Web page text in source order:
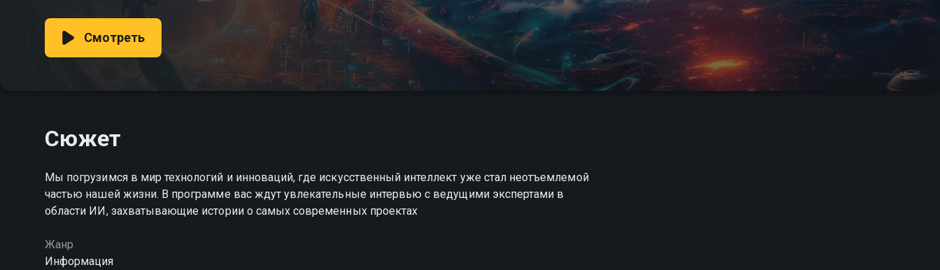
Смотреть
Сюжет
Мы погрузимся в мир технологий и инноваций, где искусственный интеллект уже стал неотъемлемой
частью нашей жизни. В программе вас ждут увлекательные интервью с ведущими экспертами в
области ИИ, захватывающие истории о самых современных проектах
Жанр
Информация